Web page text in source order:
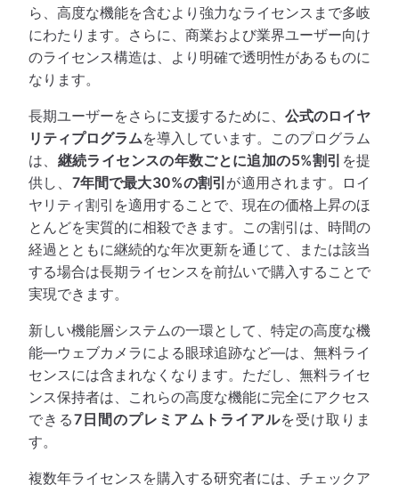
ら、高度な機能を含むより強力なライセンスまで多岐
にわたります。さらに、商業および業界ユーザー向け
のライセンス構造は、より明確で透明性があるものに
なります。
長期ユーザーをさらに支援するために、 公式のロイヤ
リティプログラムを導入しています。このプログラム
は、 継続ライセンスの年数ごとに追加の5%割引 を提
供し、 7年間で最大30%の割引が適用されます。ロイ
ヤリティ割引を適用することで、現在の価格上昇のほ
とんどを実質的に相殺できます。この割引は、時間の
経過とともに継続的な年次更新を通じて、または該当
する場合は長期ライセンスを前払いで購入することで
実現できます。
新しい機能層システムの一環として、特定の高度な機
能—ウェブカメラによる眼球追跡など—は、無料ライ
センスには含まれなくなります。ただし、無料ライセ
ンス保持者は、これらの高度な機能に完全にアクセス
できる7日間のプレミアムトライアルを受け取りま
す。
複数年ライセンスを購入する研究者には、チェックア